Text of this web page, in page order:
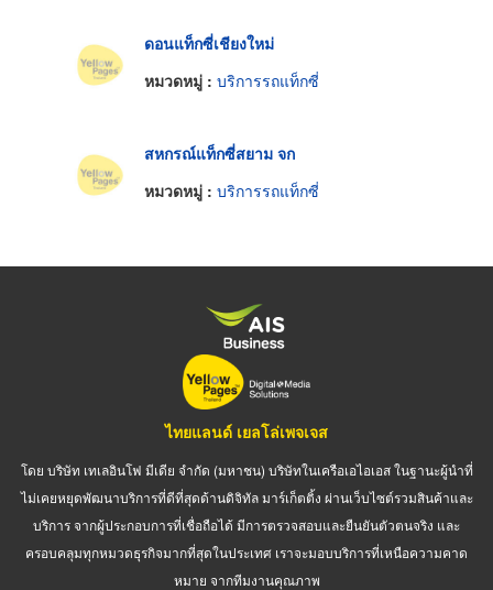
ดอนแท็กซี่เชียงใหม่
หมวดหมู่ : บริการรถแท็กซี่
สหกรณ์แท็กซี่สยาม จก
หมวดหมู่ : บริการรถแท็กซี่
ไทยแลนด์ เยลโล่เพจเจส
โดย บริษัท เทเลอินโฟ มีเดีย จำกัด (มหาชน) บริษัทในเครือเอไอเอส ในฐานะผู้นำที่
ไม่เคยหยุดพัฒนาบริการที่ดีที่สุดด้านดิจิทัล มาร์เก็ตติ้ง ผ่านเว็บไซต์รวมสินค้าและ
บริการ จากผู้ประกอบการที่เชื่อถือได้ มีการตรวจสอบและยืนยันตัวตนจริง และ
ครอบคลุมทุกหมวดธุรกิจมากที่สุดในประเทศ เราจะมอบบริการที่เหนือความคาด
หมาย จากทีมงานคุณภาพ